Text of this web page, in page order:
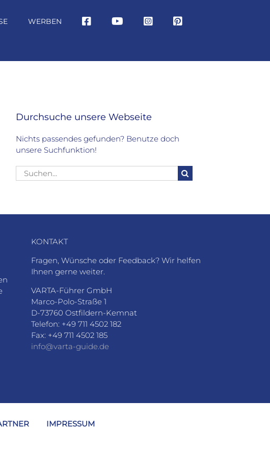
WERBEN
Durchsuche unsere Webseite
Nichts passendes gefunden? Benutze doch
unsere Suchfunktion!
Suche
nach:
KONTAKT
Fragen, Wünsche oder Feedback? Wir helfen
Ihnen gerne weiter.
VARTA-Führer GmbH
Marco-Polo-Straße 1
D-73760 Ostfildern-Kemnat
Telefon: +49 711 4502 182
Fax: +49 711 4502 185
info@varta-guide.de
IMPRESSUM